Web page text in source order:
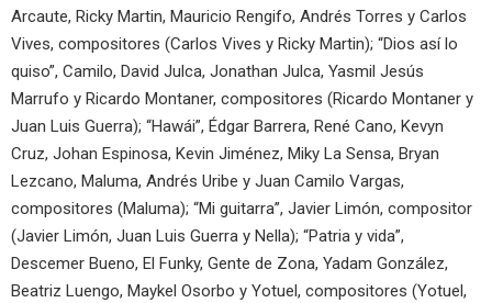
Arcaute, Ricky Martin, Mauricio Rengifo, Andrés Torres y Carlos
Vives, compositores (Carlos Vives y Ricky Martin); “Dios así lo
quiso”, Camilo, David Julca, Jonathan Julca, Yasmil Jesús
Marrufo y Ricardo Montaner, compositores (Ricardo Montaner y
Juan Luis Guerra); “Hawái”, Édgar Barrera, René Cano, Kevyn
Cruz, Johan Espinosa, Kevin Jiménez, Miky La Sensa, Bryan
Lezcano, Maluma, Andrés Uribe y Juan Camilo Vargas,
compositores (Maluma); “Mi guitarra”, Javier Limón, compositor
(Javier Limón, Juan Luis Guerra y Nella); “Patria y vida”,
Descemer Bueno, El Funky, Gente de Zona, Yadam González,
Beatriz Luengo, Maykel Osorbo y Yotuel, compositores (Yotuel,